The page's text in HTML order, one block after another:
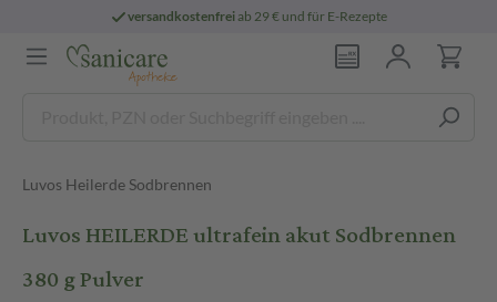
versandkostenfreiab 29 € und für E-Rezepte
Luvos Heilerde Sodbrennen
Luvos HEILERDE ultrafein akut Sodbrennen
380 g Pulver